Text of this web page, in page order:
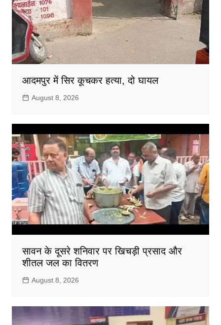
आदमपुर में सिर कूचकर हत्या, दो घायल
August 8, 2026
सावन के दूसरे शनिवार पर खिचड़ी प्रसाद और
शीतल जल का वितरण
August 8, 2026